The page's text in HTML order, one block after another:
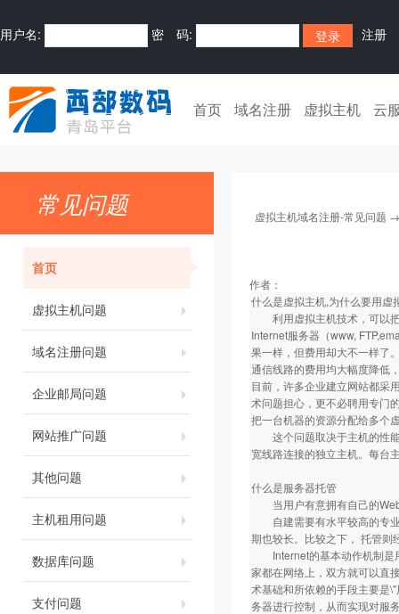
用户名: 密 码: 注册
首页 域名注册 虚拟主机 云
常见问题
首页
虚拟主机问题
域名注册问题
企业邮局问题
网站推广问题
其他问题
主机租用问题
数据库问题
支付问题
虚拟主机域名注册-常见问题
作者：
什么是虚拟主机,为什么要用虚
利用虚拟主机技术，可以把
Internet服务器（www,
果一样，但费用却大不一样了
通信线路的费用均大幅度降低
目前，许多企业建立网站都采
术问题担心，更不必聘用专门
把一台机器的资源分配给多个
这个问题取决于主机的性能
宽线路连接的独立主机。每台
什么是服务器托管
当用户有意拥有自己的Web
自建需要有水平较高的专业
期也较长。比较之下， 托管则
Internet的基本动作机制是
家都在网络上，双方就可以直
术基础和所依赖的手段主要是
务器进行控制，从而实现对服